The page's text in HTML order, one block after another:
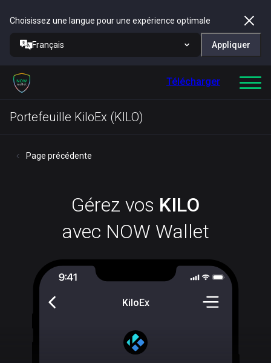
Choisissez une langue pour une expérience optimale
Français Appliquer
Télécharger
Portefeuille KiloEx (KILO)
Page précédente
Gérez vos KILO
avec NOW Wallet
KiloEx